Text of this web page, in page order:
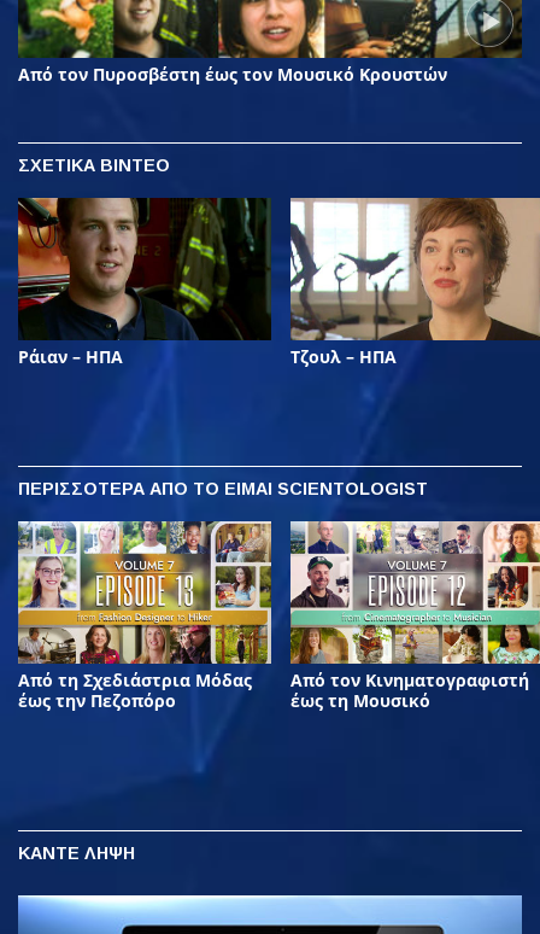
Από τον Πυροσβέστη έως τον Μουσικό Κρουστών
ΣΧΕΤΙΚΑ ΒΙΝΤΕΟ
Ράιαν – ΗΠΑ Τζουλ – ΗΠΑ
ΠΕΡΙΣΣΟΤΕΡΑ ΑΠΟ ΤΟ ΕΙΜΑΙ SCIENTOLOGIST
Από τη Σχεδιάστρια Μόδας
έως την Πεζοπόρο
Από τον Κινηματογραφιστή
έως τη Μουσικό
ΚΑΝΤΕ ΛΗΨΗ